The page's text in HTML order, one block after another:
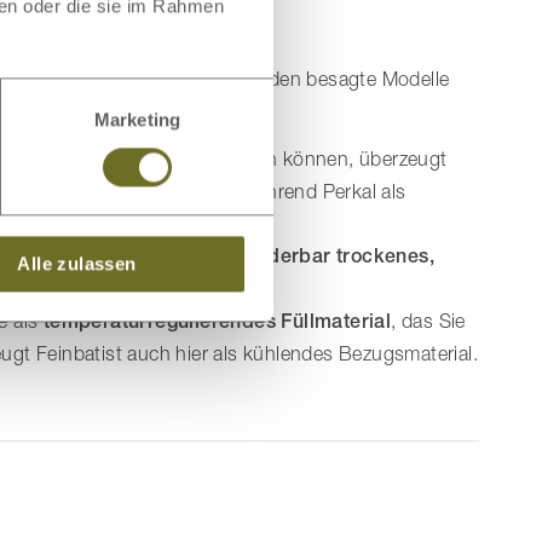
oder die sie im Rahmen
Marketing
Alle zulassen
stellen wir Ihnen im Folgenden besagte Modelle
Ausführungen erwerben können, überzeugt
Feuchtigkeitsregulierung, während Perkal als
Faser, die für ein
wunderbar trockenes,
alstemperaturregulierendes Füllmaterial, das Sie
Feinbatist auch hier als kühlendes Bezugsmaterial.